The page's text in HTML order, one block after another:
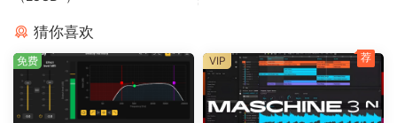
功能包括
通道和编曲概览 – 完整的会话视图，方便快速导航和控制。
Fender Mustang 吉他和 Rumble 贝斯插件 – 经典的 Fender
音色、放大器、箱体、效果器和预设。
重新设计的用户界面 – 现代化的精简工作流程，助您更快地激
猜你喜欢
免费 VIP 荐